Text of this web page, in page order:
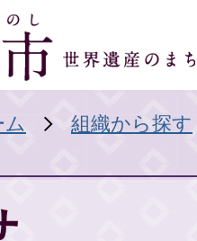
組織から探す